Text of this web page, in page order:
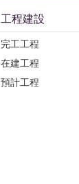
工程建設
完工工程
在建工程
預計工程